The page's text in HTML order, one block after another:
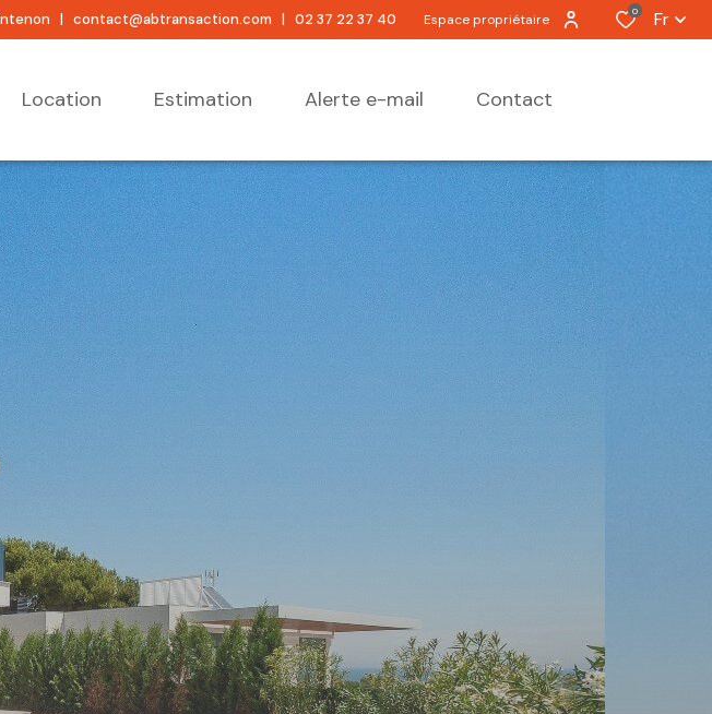
| contact@abtransaction.com | 02 37 22 37 40 Espace propriétaire
0 Fr
location estimation alerte e-mail contact